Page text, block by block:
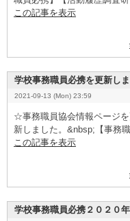
この記事を表示
学校事務職員必携を更新し
2021-09-13 (Mon) 23:59
☆事務職員協会情報ページ
新しました。&­n­b­s­p­;【事務
この記事を表示
学校事務職員必携２０２０